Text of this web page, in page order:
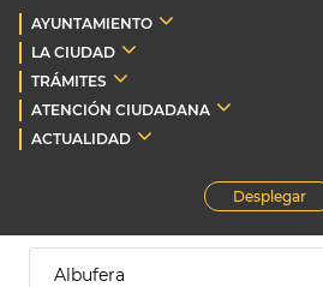
AYUNTAMIENTO
LA CIUDAD
TRÁMITES
ATENCIÓN CIUDADANA
ACTUALIDAD
Desplegar
Albufera